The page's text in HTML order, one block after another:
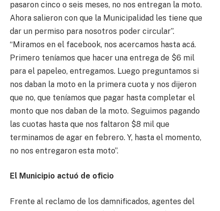
pasaron cinco o seis meses, no nos entregan la moto.
Ahora salieron con que la Municipalidad les tiene que
dar un permiso para nosotros poder circular”.
“Miramos en el facebook, nos acercamos hasta acá.
Primero teníamos que hacer una entrega de $6 mil
para el papeleo, entregamos. Luego preguntamos si
nos daban la moto en la primera cuota y nos dijeron
que no, que teníamos que pagar hasta completar el
monto que nos daban de la moto. Seguimos pagando
las cuotas hasta que nos faltaron $8 mil que
terminamos de agar en febrero. Y, hasta el momento,
no nos entregaron esta moto”.
El Municipio actuó de oficio
Frente al reclamo de los damnificados, agentes del